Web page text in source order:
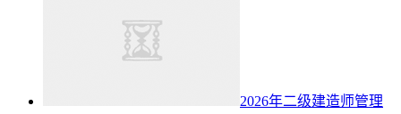
2026年二级建造师管理